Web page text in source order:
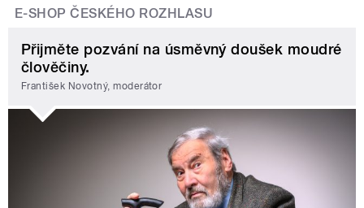
E-SHOP ČESKÉHO ROZHLASU
Přijměte pozvání na úsměvný doušek moudré
člověčiny.
František Novotný, moderátor